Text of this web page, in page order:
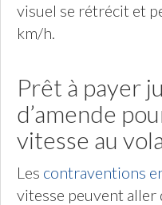
visuel se rétrécit et
km/h.
Prêt à payer
d’amende
vitesse au
Les contraventions
vitesse peuvent aller